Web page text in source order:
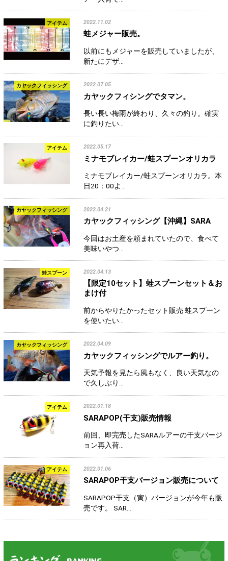
アイテム 2022.11.02
蛙メジャー販売。
以前にもメジャーを販売していましたが、
新たにデザ…
カヤックフィッシング 2022.07.05
カヤックフィシングでタマン。
長い長い梅雨が終わり、久々の釣り。確実
に釣りたい…
アイテム 2022.05.17
ミナモブレイカー/蛙スプーンオリカラ
ミナモブレイカー/蛙スプーンオリカラ。本
日20：00よ…
カヤックフィッシング 2022.04.21
カヤックフィッシング【沖縄】SARA
今回はお土産を頼まれていたので、食べて
美味いやつ…
蛙スプーン 2022.04.13
【限定10セット】蛙スプーンセット＆お
まけ付
前からやりたかったセット販売 蛙スプーン
を使いたい…
カヤックフィッシング 2022.04.09
カヤックフィッシングでルアー釣り。
天気予報を見たら風もなく、良い天気なの
で久しぶり…
アイテム 2022.01.18
SARAPOP(干支)販売情報
前回、即完売したSARAルアーの干支バージ
ョン再入荷…
アイテム 2022.01.06
SARAPOP干支バージョン販売について
SARAPOP干支（寅）バージョンが今年も販
売です。 SAR…